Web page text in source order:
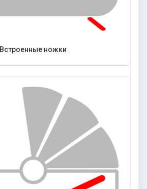
Встроенные ножки